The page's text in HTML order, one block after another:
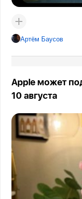
Артём Баусов
Apple может
10 августа